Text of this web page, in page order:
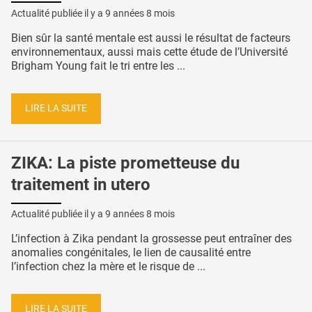
Actualité publiée il y a 9 années 8 mois
Bien sûr la santé mentale est aussi le résultat de facteurs
environnementaux, aussi mais cette étude de l’Université
Brigham Young fait le tri entre les ...
LIRE LA SUITE
ZIKA: La piste prometteuse du
traitement in utero
Actualité publiée il y a 9 années 8 mois
L’infection à Zika pendant la grossesse peut entraîner des
anomalies congénitales, le lien de causalité entre
l’infection chez la mère et le risque de ...
LIRE LA SUITE